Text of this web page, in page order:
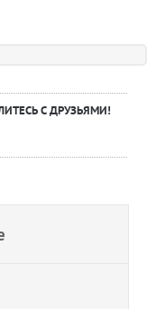
С ДРУЗЬЯМИ!